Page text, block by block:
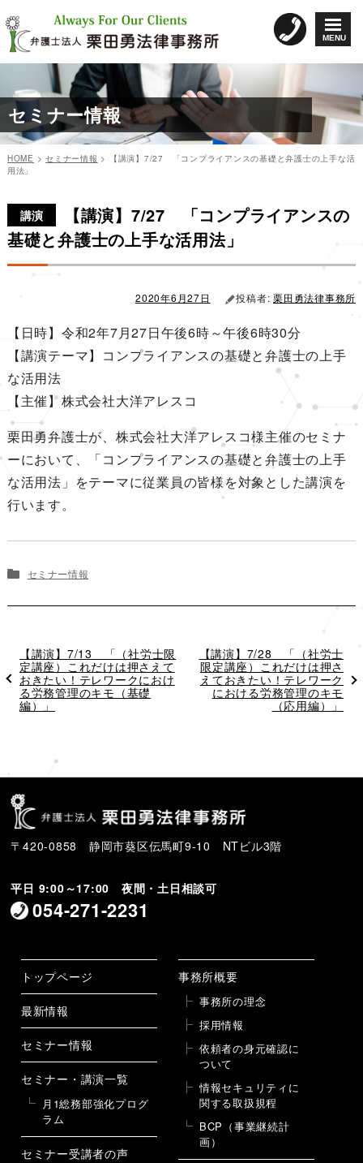
MENU
ン
テ
ン
へ
ス
キ
ッ
プ
セミナー情報
HOME >セミナー情報 >
【講演】7/27 「コンプライアンスの基礎と弁護士の上手な活
用法」
講演
【講演】7/27 「コンプライアンスの
基礎と弁護士の上手な活用法」
日:
2020年6月27日 投稿者:栗田勇法律事務所
【日時】令和2年7月27日午後6時～午後6時30分
【講演テーマ】コンプライアンスの基礎と弁護士の上手
な活用法
【主催】株式会社大洋アレスコ
栗田勇弁護士が、株式会社大洋アレスコ様主催のセミナ
ーにおいて、「コンプライアンスの基礎と弁護士の上手
な活用法」をテーマに従業員の皆様を対象とした講演を
行います。
ゴ
リ
ー
セミナー情報
稿
ナ
ビ
ョ
ン
過
去
の
投
稿
【講演】7/13 「（社労士限
定講座）これだけは押さえて
おきたい！テレワークにおけ
る労務管理のキモ（基礎
編）」
次
の
投
稿
【講演】7/28 「（社労士
限定講座）これだけは押さ
えておきたい！テレワーク
における労務管理のキモ
（応用編）」
〒420-0858 静岡市葵区伝馬町9-10 NTビル3階
平日 9:00～17:00 夜間・土日相談可
054-271-2231
トップページ
最新情報
セミナー情報
セミナー・講演一覧
月1総務部強化プログ
ラム
セミナー受講者の声
事務所概要
事務所の理念
採用情報
依頼者の身元確認に
ついて
情報セキュリティに
関する取扱規程
BCP（事業継続計
画）